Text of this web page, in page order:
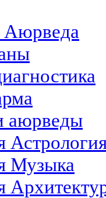
аюрведы
Музыка